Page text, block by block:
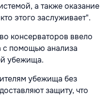
а также оказание
этого заслуживает".
консерваторов ввело
с помощью анализа
убежища.
убежища без
защиту, что